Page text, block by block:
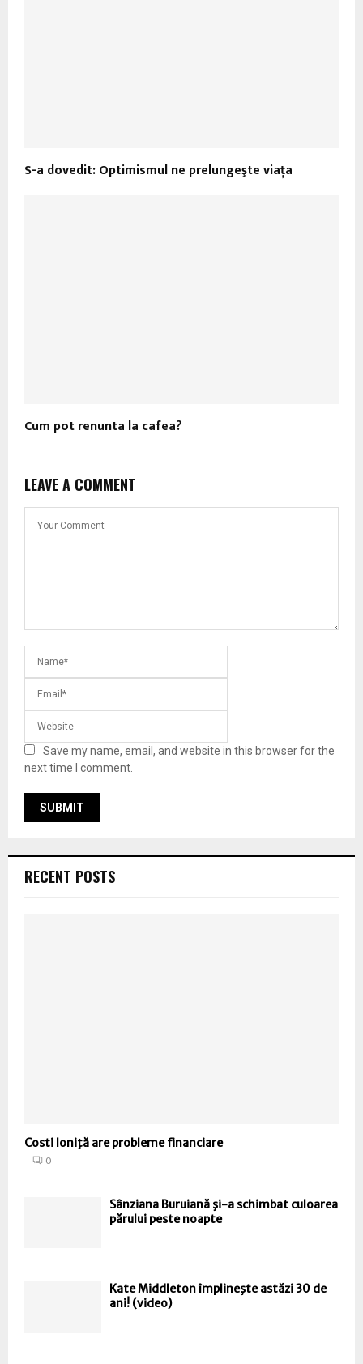
S-a dovedit: Optimismul ne prelungeşte viaţa
Cum pot renunta la cafea?
LEAVE A COMMENT
Save my name, email, and website in this browser for the
next time I comment.
RECENT POSTS
Costi Ioniţă are probleme financiare
0
Sânziana Buruiană şi-a schimbat culoarea
părului peste noapte
Kate Middleton împlineşte astăzi 30 de
ani! (video)